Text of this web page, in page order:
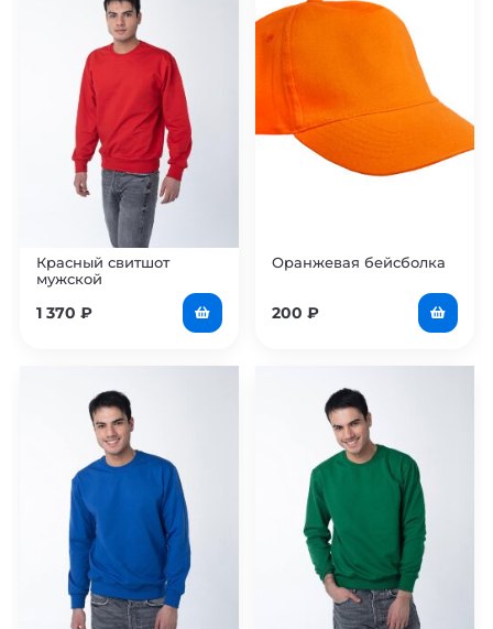
Красный свитшот
мужской
1 370 ₽
Оранжевая бейсболка
200 ₽